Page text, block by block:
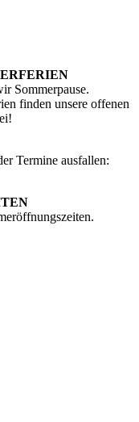
Sommerpause.
finden unsere offenen
Termine ausfallen: